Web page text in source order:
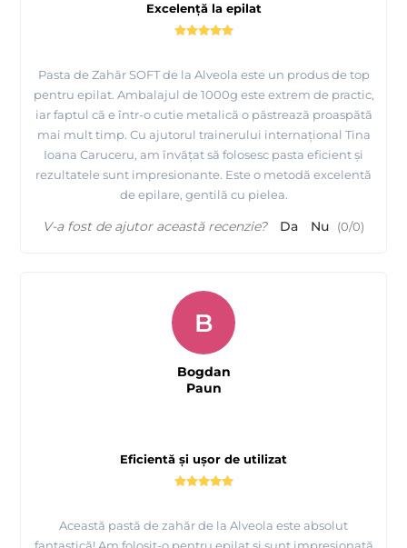
Excelență la epilat
Pasta de Zahăr SOFT de la Alveola este un produs de top
pentru epilat. Ambalajul de 1000g este extrem de practic,
iar faptul că e într-o cutie metalică o păstrează proaspătă
mai mult timp. Cu ajutorul trainerului internațional Tina
Ioana Caruceru, am învățat să folosesc pasta eficient și
rezultatele sunt impresionante. Este o metodă excelentă
de epilare, gentilă cu pielea.
V-a fost de ajutor această recenzie? Da Nu (0/0)
Eficientă și ușor de utilizat
Această pastă de zahăr de la Alveola este absolut
B
Bogdan
Paun